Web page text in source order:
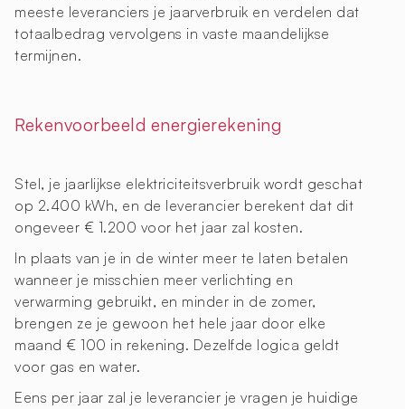
meeste leveranciers je jaarverbruik en verdelen dat
totaalbedrag vervolgens in vaste maandelijkse
termijnen.
Rekenvoorbeeld energierekening
Stel, je jaarlijkse elektriciteitsverbruik wordt geschat
op 2.400 kWh, en de leverancier berekent dat dit
ongeveer € 1.200 voor het jaar zal kosten.
In plaats van je in de winter meer te laten betalen
wanneer je misschien meer verlichting en
verwarming gebruikt, en minder in de zomer,
brengen ze je gewoon het hele jaar door elke
maand € 100 in rekening. Dezelfde logica geldt
voor gas en water.
Eens per jaar zal je leverancier je vragen je huidige